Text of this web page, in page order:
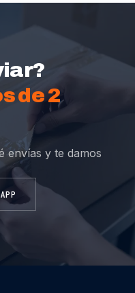
de 2
envías y te damos